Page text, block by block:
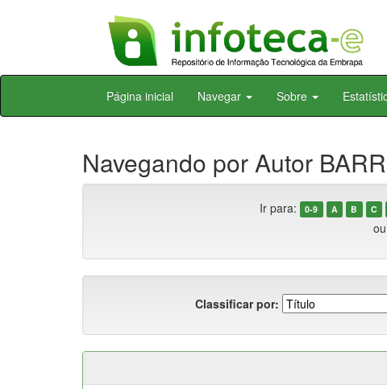
Skip
Página inicial Navegar Sobre
Navegando por Autor
Ir para: 0-9 A B C
Classificar por: